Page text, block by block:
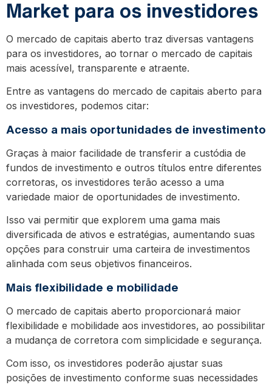
Market para os investidores
O mercado de capitais aberto traz diversas vantagens
para os investidores, ao tornar o mercado de capitais
mais acessível, transparente e atraente.
Entre as vantagens do mercado de capitais aberto para
os investidores, podemos citar:
Acesso a mais oportunidades de investimento
Graças à maior facilidade de transferir a custódia de
fundos de investimento e outros títulos entre diferentes
corretoras, os investidores terão acesso a uma
variedade maior de oportunidades de investimento.
Isso vai permitir que explorem uma gama mais
diversificada de ativos e estratégias, aumentando suas
opções para construir uma carteira de investimentos
alinhada com seus objetivos financeiros.
Mais flexibilidade e mobilidade
O mercado de capitais aberto proporcionará maior
flexibilidade e mobilidade aos investidores, ao possibilitar
a mudança de corretora com simplicidade e segurança.
Com isso, os investidores poderão ajustar suas
posições de investimento conforme suas necessidades